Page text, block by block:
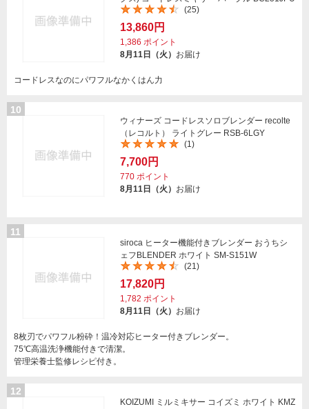
(25)
13,860円
1,386 ポイント
8月11日（火） お届け
コードレスなのにパワフルなかくはん力
10
ウィナーズ コードレスソロブレンダー recolte
（レコルト） ライトグレー RSB-6LGY
(1)
7,700円
770 ポイント
8月11日（火） お届け
11
siroca ヒーター機能付きブレンダー おうちシ
ェフBLENDER ホワイト SM-S151W
(21)
17,820円
1,782 ポイント
8月11日（火） お届け
8枚刃でパワフル粉砕！温冷対応ヒーター付きブレンダー。
75℃高温洗浄機能付きで清潔。
管理栄養士監修レシピ付き。
12
KOIZUMI ミルミキサー コイズミ ホワイト KMZ